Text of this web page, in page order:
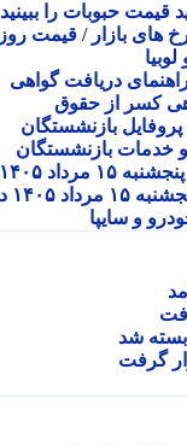
حبوبات را ببینید /
بازار / قیمت روز
دریافت گواهی
کسر از حقوق
بازنشستگان
بازنشستگان
قیمت خودروهای ایران خودرو سایپا امروز پنجشنبه ۱۵ مرداد ۱۴۰۵ |
قیمت خودروهای ایران خودرو سایپا امروز پنجشنبه ۱۵ مرداد ۱۴۰۵ در
و سایپا
شد